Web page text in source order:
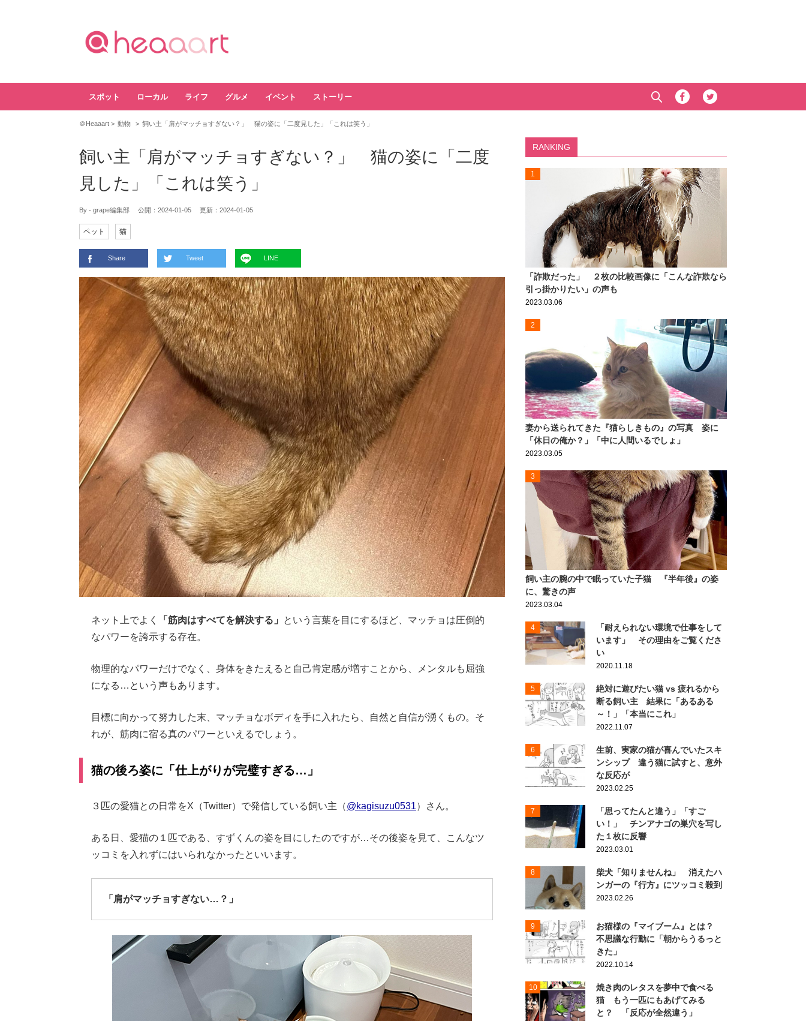
スポット ローカル ライフ グルメ イベント ストーリー
＠Heaaart 動物 飼い主「肩がマッチョすぎない？」 猫の姿に「二度見した」「これは笑う」
飼い主「肩がマッチョすぎない？」 猫の姿に「二度
見した」「これは笑う」
By - grape編集部 公開： 2024-01-05 更新： 2024-01-05
ペット 猫
Share Tweet LINE
ネット上でよく 「筋肉はすべてを解決する」
という言葉を目にするほど、マッチョは圧倒的
なパワーを誇示する存在。
物理的なパワーだけでなく、身体をきたえると自己肯定感が増すことから、メンタルも屈強
になる…という声もあります。
目標に向かって努力した末、マッチョなボディを手に入れたら、自然と自信が湧くもの。そ
れが、筋肉に宿る真のパワーといえるでしょう。
猫の後ろ姿に「仕上がりが完璧すぎる…」
３匹の愛猫との日常をX（Twitter）で発信している飼い主（@kagisuzu0531）さん。
ある日、愛猫の１匹である、すずくんの姿を目にしたのですが…その後姿を見て、こんなツ
ッコミを入れずにはいられなかったといいます。
「肩がマッチョすぎない…？」
RANKING
1
「詐欺だった」 ２枚の比較画像に「こんな詐欺なら
引っ掛かりたい」の声も
2023.03.06
2
妻から送られてきた『猫らしきもの』の写真 姿に
「休日の俺か？」「中に人間いるでしょ」
2023.03.05
3
飼い主の腕の中で眠っていた子猫 『半年後』の姿
に、驚きの声
2023.03.04
4
「耐えられない環境で仕事をして
います」 その理由をご覧くださ
い
2020.11.18
5
絶対に遊びたい猫 vs 疲れるから
断る飼い主 結果に「あるある
～！」「本当にこれ」
2022.11.07
6
生前、実家の猫が喜んでいたスキ
ンシップ 違う猫に試すと、意外
な反応が
2023.02.25
7
「思ってたんと違う」「すご
い！」 チンアナゴの巣穴を写し
た１枚に反響
2023.03.01
8
柴犬「知りませんね」 消えたハ
ンガーの『行方』にツッコミ殺到
2023.02.26
9
お猫様の『マイブーム』とは？
不思議な行動に「朝からうるっと
きた」
2022.10.14
10
焼き肉のレタスを夢中で食べる
猫 もう一匹にもあげてみる
と？ 「反応が全然違う」